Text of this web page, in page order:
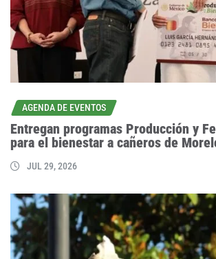
AGENDA DE EVENTOS
Entregan programas Producción y
para el bienestar a cañeros de
JUL 29, 2026